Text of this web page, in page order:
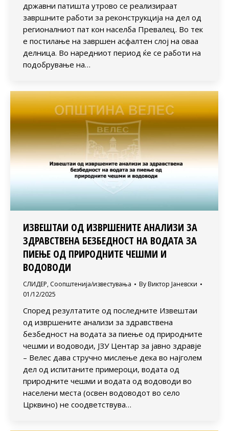
државни патишта утрово се реализираат
завршните работи за реконструкција на дел од
регионалниот пат кон населба Превалец. Во тек
е постилање на завршен асфалтен слој на оваа
делница. Во наредниот период ќе се работи на
подобрување на…
ИЗВЕШТАИ ОД ИЗВРШЕНИТЕ АНАЛИЗИ ЗА
ЗДРАВСТВЕНА БЕЗБЕДНОСТ НА ВОДАТА ЗА
ПИЕЊЕ ОД ПРИРОДНИТЕ ЧЕШМИ И
ВОДОВОДИ
СЛИДЕР, Соопштенија/известувања By Виктор Јаневски
01/12/2025
Според резултатите од последните Извештаи
од извршените анализи за здравствена
безбедност на водата за пиење од природните
чешми и водоводи, ЈЗУ Центар за јавно здравје
– Велес дава стручно мислење дека во најголем
дел од испитаните примероци, водата од
природните чешми и водата од водоводи во
населени места (освен водоводот во село
Црквино) не соодветствува…